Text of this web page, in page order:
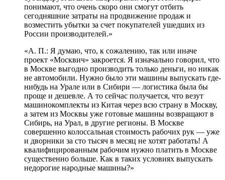
понимают, что очень скоро они смогут отбить
сегодняшние затраты на продвижение продаж и
возместить убытки за счет покупателей ушедших из
России производителей.»
«А. П.: Я думаю, что, к сожалению, так или иначе
проект «Москвич» закроется. Я изначально говорил, что
в Москве выгодно производить только деньги, но никак
не автомобили. Нужно было эти машины выпускать где-
нибудь на Урале или в Сибири — логистика была бы
проще и дешевле. А то сейчас получается, что везут
машинокомплекты из Китая через всю страну в Москву,
а затем из Москвы уже готовые машины возвращают в
Сибирь, на Урал, в другие регионы. В Москве
совершенно колоссальная стоимость рабочих рук — уже
и дворники за сто тысяч в месяц не хотят работать! А
квалифицированным рабочим нужно платить в Москве
существенно больше. Как в таких условиях выпускать
недорогие народные машины?»